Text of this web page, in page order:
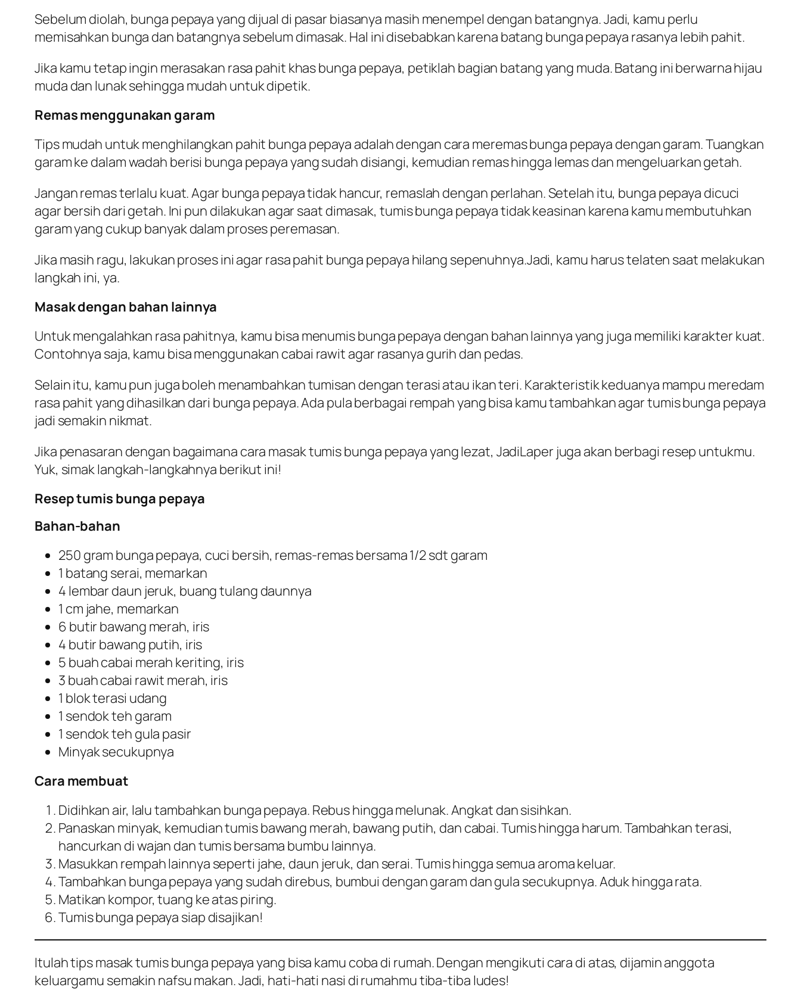
Sebelum diolah, bunga pepaya yang dijual di pasar biasanya masih menempel dengan batangnya. Jadi, kamu perlu
memisahkan bunga dan batangnya sebelum dimasak. Hal ini disebabkan karena batang bunga pepaya rasanya lebih pahit.
Jika kamu tetap ingin merasakan rasa pahit khas bunga pepaya, petiklah bagian batang yang muda. Batang ini berwarna hijau
muda dan lunak sehingga mudah untuk dipetik.
Remas menggunakan garam
Tips mudah untuk menghilangkan pahit bunga pepaya adalah dengan cara meremas bunga pepaya dengan garam. Tuangkan
garam ke dalam wadah berisi bunga pepaya yang sudah disiangi, kemudian remas hingga lemas dan mengeluarkan getah.
Jangan remas terlalu kuat. Agar bunga pepaya tidak hancur, remaslah dengan perlahan. Setelah itu, bunga pepaya dicuci
agar bersih dari getah. Ini pun dilakukan agar saat dimasak, tumis bunga pepaya tidak keasinan karena kamu membutuhkan
garam yang cukup banyak dalam proses peremasan.
Jika masih ragu, lakukan proses ini agar rasa pahit bunga pepaya hilang sepenuhnya.Jadi, kamu harus telaten saat melakukan
langkah ini, ya.
Masak dengan bahan lainnya
Untuk mengalahkan rasa pahitnya, kamu bisa menumis bunga pepaya dengan bahan lainnya yang juga memiliki karakter kuat.
Contohnya saja, kamu bisa menggunakan cabai rawit agar rasanya gurih dan pedas.
Selain itu, kamu pun juga boleh menambahkan tumisan dengan terasi atau ikan teri. Karakteristik keduanya mampu meredam
rasa pahit yang dihasilkan dari bunga pepaya. Ada pula berbagai rempah yang bisa kamu tambahkan agar tumis bunga pepaya
jadi semakin nikmat.
Jika penasaran dengan bagaimana cara masak tumis bunga pepaya yang lezat, JadiLaper juga akan berbagi resep untukmu.
Yuk, simak langkah-langkahnya berikut ini!
Resep tumis bunga pepaya
Bahan-bahan
250 gram bunga pepaya, cuci bersih, remas-remas bersama 1/2 sdt garam
1 batang serai, memarkan
4 lembar daun jeruk, buang tulang daunnya
1 cm jahe, memarkan
6 butir bawang merah, iris
4 butir bawang putih, iris
5 buah cabai merah keriting, iris
3 buah cabai rawit merah, iris
1 blok terasi udang
1 sendok teh garam
1 sendok teh gula pasir
Minyak secukupnya
Cara membuat
Didihkan air, lalu tambahkan bunga pepaya. Rebus hingga melunak. Angkat dan sisihkan.
Panaskan minyak, kemudian tumis bawang merah, bawang putih, dan cabai. Tumis hingga harum. Tambahkan terasi,
hancurkan di wajan dan tumis bersama bumbu lainnya.
Masukkan rempah lainnya seperti jahe, daun jeruk, dan serai. Tumis hingga semua aroma keluar.
Tambahkan bunga pepaya yang sudah direbus, bumbui dengan garam dan gula secukupnya. Aduk hingga rata.
Matikan kompor, tuang ke atas piring.
Tumis bunga pepaya siap disajikan!
Itulah tips masak tumis bunga pepaya yang bisa kamu coba di rumah. Dengan mengikuti cara di atas, dijamin anggota
keluargamu semakin nafsu makan. Jadi, hati-hati nasi di rumahmu tiba-tiba ludes!